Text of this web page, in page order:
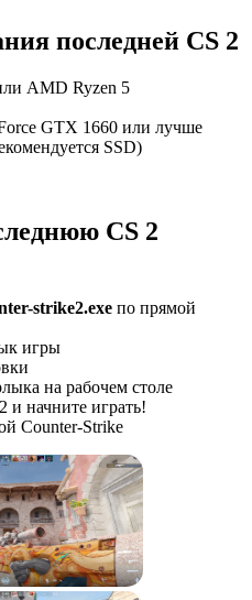
последней CS 2
AMD Ryzen 5
GTX 1660 или лучше
SSD)
CS 2
strike2.exe по прямой
игры
на рабочем столе
и начните играть!
Counter-Strike